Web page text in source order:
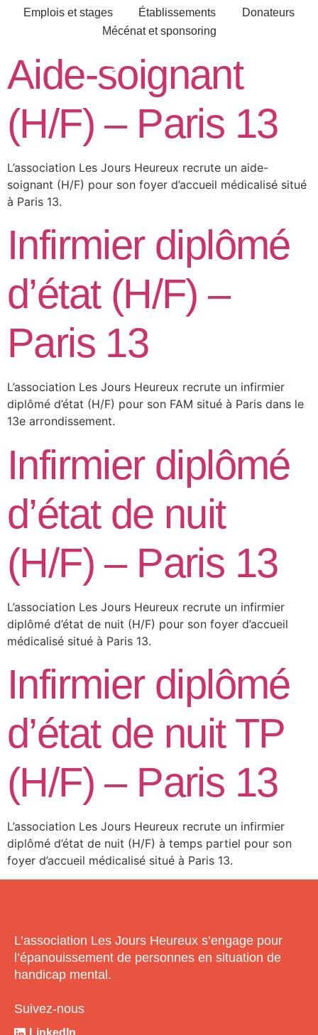
Emplois et stages Établissements
Donateurs
Mécénat et sponsoring
Aide-soignant
(H/F) – Paris 13
L’association Les Jours Heureux recrute un aide-
soignant (H/F) pour son foyer d’accueil médicalisé situé
à Paris 13.
Infirmier diplômé
d’état (H/F) –
Paris 13
L’association Les Jours Heureux recrute un infirmier
diplômé d’état (H/F) pour son FAM situé à Paris dans le
13e arrondissement.
Infirmier diplômé
d’état de nuit
(H/F) – Paris 13
L’association Les Jours Heureux recrute un infirmier
diplômé d’état de nuit (H/F) pour son foyer d’accueil
médicalisé situé à Paris 13.
Infirmier diplômé
d’état de nuit TP
(H/F) – Paris 13
L’association Les Jours Heureux recrute un infirmier
diplômé d’état de nuit (H/F) à temps partiel pour son
foyer d’accueil médicalisé situé à Paris 13.
L’association Les Jours Heureux s’engage pour
l’épanouissement de personnes en situation de
handicap mental.
Suivez-nous